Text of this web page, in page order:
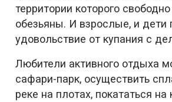
территории которого
обезьяны. И взрослые, и дети
удовольствие от купания с
Любители активного отдыха
сафари-парк, осуществить
реке на плотах, покататься на